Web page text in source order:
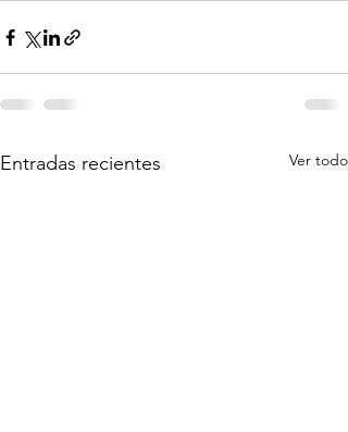
Entradas recientes Ver todo